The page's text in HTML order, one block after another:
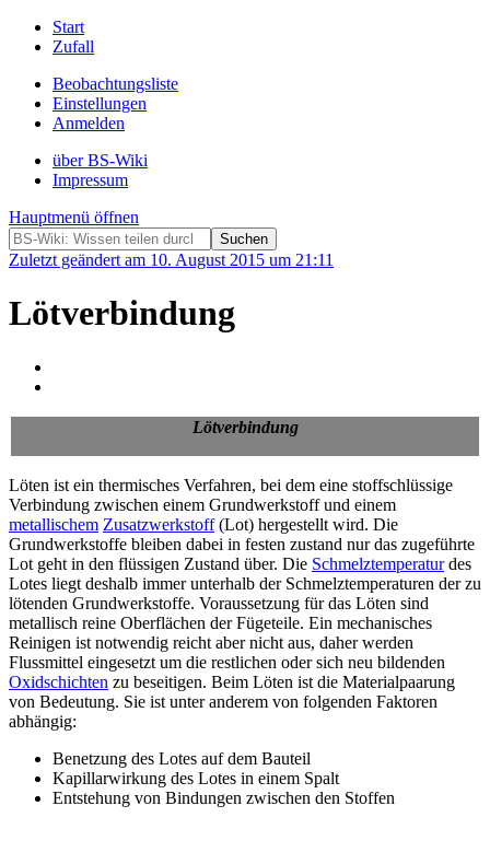
Start
Zufall
Beobachtungsliste
Einstellungen
Anmelden
über BS-Wiki
Impressum
Hauptmenü öffnen
Zuletzt geändert am 10. August 2015 um 21:11
Lötverbindung
Lötverbindung
Löten ist ein thermisches Verfahren, bei dem eine stoffschlüssige
Verbindung zwischen einem Grundwerkstoff und einem
metallischem Zusatzwerkstoff(Lot) hergestellt wird. Die
Grundwerkstoffe bleiben dabei in festen zustand nur das zugeführte
Lot geht in den flüssigen Zustand über. Die Schmelztemperaturdes
Lotes liegt deshalb immer unterhalb der Schmelztemperaturen der zu
lötenden Grundwerkstoffe. Voraussetzung für das Löten sind
metallisch reine Oberflächen der Fügeteile. Ein mechanisches
Reinigen ist notwendig reicht aber nicht aus, daher werden
Flussmittel eingesetzt um die restlichen oder sich neu bildenden
Oxidschichten zu beseitigen. Beim Löten ist die Materialpaarung
von Bedeutung. Sie ist unter anderem von folgenden Faktoren
abhängig:
Benetzung des Lotes auf dem Bauteil
Kapillarwirkung des Lotes in einem Spalt
Entstehung von Bindungen zwischen den Stoffen